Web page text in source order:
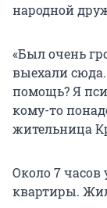
народной
«Был очень
выехали
помощь? Я
кому-то
жительница
Около 7 часов
квартиры.